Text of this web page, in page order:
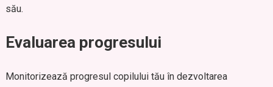
său.
Evaluarea progresului
Monitorizează progresul copilului tău în dezvoltarea